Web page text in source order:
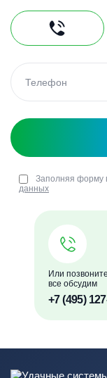
Или
все обсудим
+7 (495)
Заполняя форму
данных